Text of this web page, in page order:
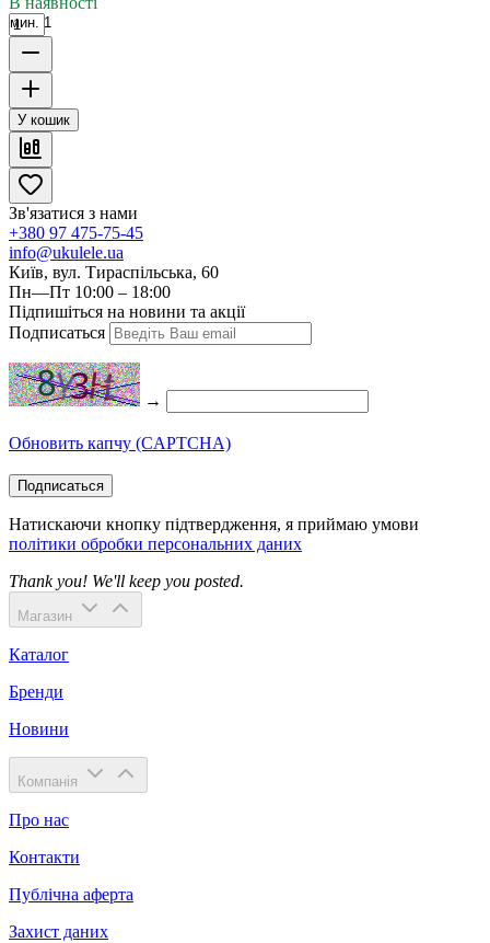
мин. 1
У кошик
Зв'язатися з нами
+380 97 475-75-45
info@ukulele.ua
Київ, вул. Тираспільська, 60
Пн—Пт 10:00 – 18:00
Підпишіться на новини та акції
Подписаться
→
Обновить капчу (CAPTCHA)
Подписаться
Натискаючи кнопку підтвердження, я приймаю умови
політики обробки персональних даних
Thank you! We'll keep you posted.
Магазин
Каталог
Бренди
Новини
Компанія
Про нас
Контакти
Публічна аферта
Захист даних